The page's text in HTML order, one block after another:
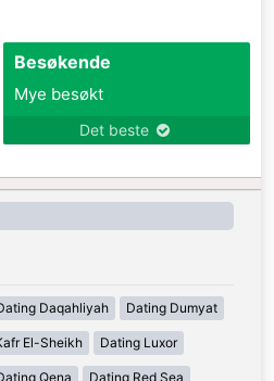
Besøkende
Mye besøkt
Det beste
Daqahliyah Dating Dumyat
El-Sheikh Dating Luxor
Qena Dating Red Sea